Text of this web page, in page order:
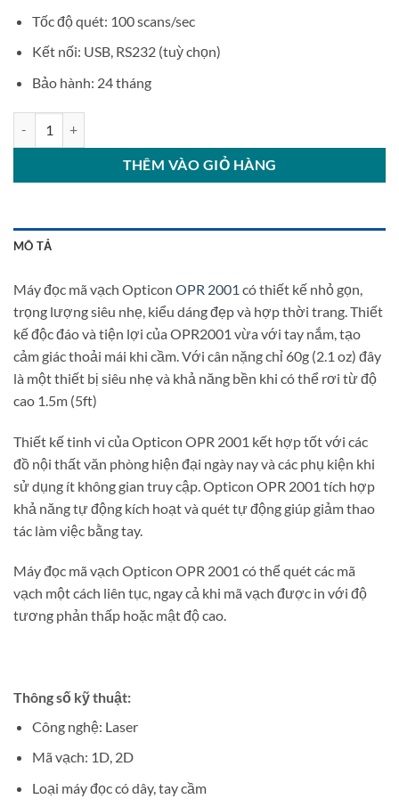
Tốc độ quét: 100 scans/sec
Kết nối: USB, RS232 (tuỳ chọn)
Bảo hành: 24 tháng
THÊM VÀO GIỎ HÀNG
MÔ TẢ
Máy đọc mã vạch Opticon OPR 2001 có thiết kế nhỏ gọn,
trọng lượng siêu nhẹ, kiểu dáng đẹp và hợp thời trang. Thiết
kế độc đáo và tiện lợi của OPR2001 vừa với tay nắm, tạo
cảm giác thoải mái khi cầm. Với cân nặng chỉ 60g (2.1 oz) đây
là một thiết bị siêu nhẹ và khả năng bền khi có thể rơi từ độ
cao 1.5m (5ft)
Thiết kế tinh vi của Opticon OPR 2001 kết hợp tốt với các
đồ nội thất văn phòng hiện đại ngày nay và các phụ kiện khi
sử dụng ít không gian truy cập. Opticon OPR 2001 tích hợp
khả năng tự động kích hoạt và quét tự động giúp giảm thao
tác làm việc bằng tay.
Máy đọc mã vạch Opticon OPR 2001 có thể quét các mã
vạch một cách liên tục, ngay cả khi mã vạch được in với độ
tương phản thấp hoặc mật độ cao.
Thông số kỹ thuật:
Công nghệ: Laser
Mã vạch: 1D, 2D
Loại máy đọc có dây, tay cầm